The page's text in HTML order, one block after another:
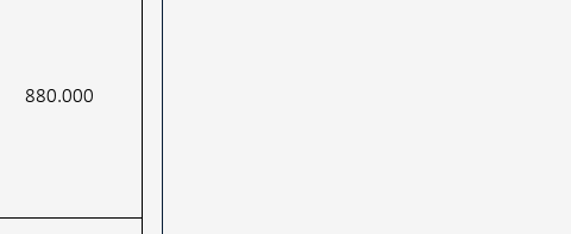
880.000